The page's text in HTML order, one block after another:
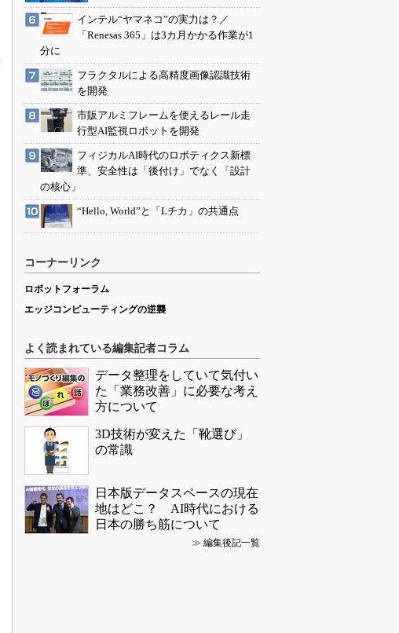
インテル“ヤマネコ”の実力は？／
「Renesas 365」は3カ月かかる作業が1
分に
フラクタルによる高精度画像認識技術
を開発
市販アルミフレームを使えるレール走
行型AI監視ロボットを開発
フィジカルAI時代のロボティクス新標
準、安全性は「後付け」でなく「設計
の核心」
“Hello, World”と「Lチカ」の共通点
コーナーリンク
ロボットフォーラム
エッジコンピューティングの逆襲
よく読まれている編集記者コラム
データ整理をしていて気付い
た「業務改善」に必要な考え
方について
3D技術が変えた「靴選び」
の常識
日本版データスペースの現在
地はどこ？ AI時代における
日本の勝ち筋について
≫ 編集後記一覧